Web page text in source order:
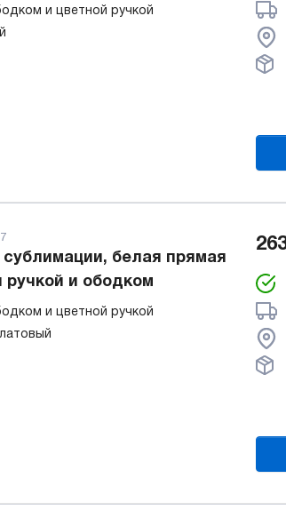
и цветной ручкой
белая прямая
ручкой и ободком
и цветной ручкой